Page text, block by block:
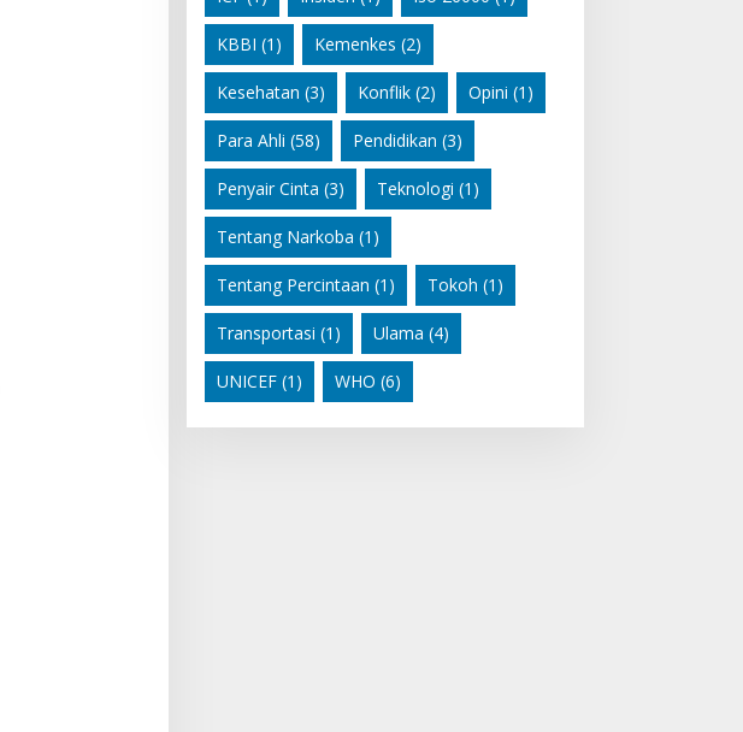
KBBI (1) Kemenkes (2)
Kesehatan (3) Konflik(2) Opini (1)
Para Ahli (58) Pendidikan (3)
Penyair Cinta (3) Teknologi (1)
Tentang Narkoba (1)
Tentang Percintaan (1) Tokoh (1)
Transportasi (1) Ulama (4)
UNICEF(1) WHO (6)